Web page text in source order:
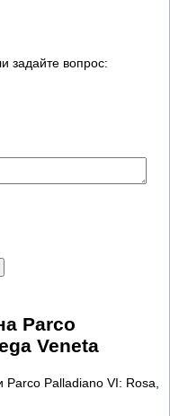
задайте вопрос:
Parco
Veneta
Palladiano VI: Rosa,